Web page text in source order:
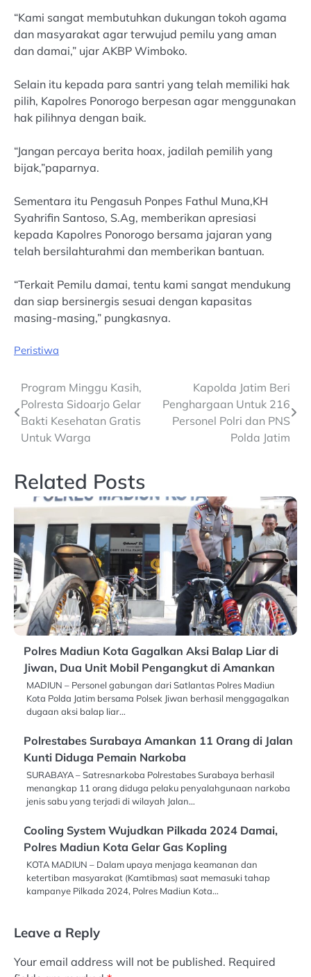
“Kami sangat membutuhkan dukungan tokoh agama
dan masyarakat agar terwujud pemilu yang aman
dan damai,” ujar AKBP Wimboko.
Selain itu kepada para santri yang telah memiliki hak
pilih, Kapolres Ponorogo berpesan agar menggunakan
hak pilihnya dengan baik.
“Jangan percaya berita hoax, jadilah pemilih yang
bijak,”paparnya.
Sementara itu Pengasuh Ponpes Fathul Muna,KH
Syahrifin Santoso, S.Ag, memberikan apresiasi
kepada Kapolres Ponorogo bersama jajaran yang
telah bersilahturahmi dan memberikan bantuan.
“Terkait Pemilu damai, tentu kami sangat mendukung
dan siap bersinergis sesuai dengan kapasitas
masing-masing,” pungkasnya.
Peristiwa
Post
navigation
Program Minggu Kasih,
Polresta Sidoarjo Gelar
Bakti Kesehatan Gratis
Untuk Warga
Kapolda Jatim Beri
Penghargaan Untuk 216
Personel Polri dan PNS
Polda Jatim
Related Posts
Polres Madiun Kota Gagalkan Aksi Balap Liar di
Jiwan, Dua Unit Mobil Pengangkut di Amankan
MADIUN – Personel gabungan dari Satlantas Polres Madiun
Kota Polda Jatim bersama Polsek Jiwan berhasil menggagalkan
dugaan aksi balap liar…
Polrestabes Surabaya Amankan 11 Orang di Jalan
Kunti Diduga Pemain Narkoba
SURABAYA – Satresnarkoba Polrestabes Surabaya berhasil
menangkap 11 orang diduga pelaku penyalahgunaan narkoba
jenis sabu yang terjadi di wilayah Jalan…
Cooling System Wujudkan Pilkada 2024 Damai,
Polres Madiun Kota Gelar Gas Kopling
KOTA MADIUN – Dalam upaya menjaga keamanan dan
ketertiban masyarakat (Kamtibmas) saat memasuki tahap
kampanye Pilkada 2024, Polres Madiun Kota…
Leave a Reply
Your email address will not be published. Required